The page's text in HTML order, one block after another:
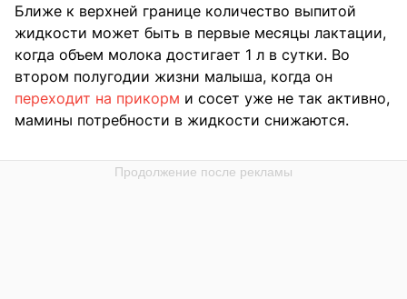
Ближе к верхней границе количество выпитой
жидкости может быть в первые месяцы лактации,
когда объем молока достигает 1 л в сутки. Во
втором полугодии жизни малыша, когда он
переходит на прикорм и сосет уже не так активно,
мамины потребности в жидкости снижаются.